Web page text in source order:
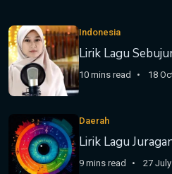
Indonesia
Lirik Lagu
10 mins read 18
Daerah
Lirik Lagu
9 mins read 27